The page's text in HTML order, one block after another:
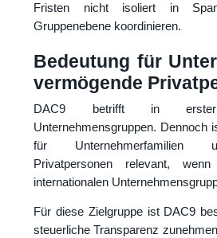
Fristen nicht isoliert in
Gruppenebene koordinieren.
Bedeutung für
vermögende
DAC9 betrifft in
Unternehmensgruppen. Dennoch
für Unternehmerfamilien
Privatpersonen relevant,
internationalen
Für diese Zielgruppe ist DAC9
steuerliche Transparenz